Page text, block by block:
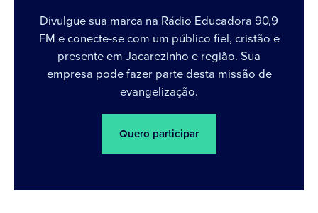
Divulgue sua marca na Rádio Educadora 90,9
FM e conecte-se com um público fiel, cristão e
presente em Jacarezinho e região. Sua
empresa pode fazer parte desta missão de
evangelização.
Quero participar